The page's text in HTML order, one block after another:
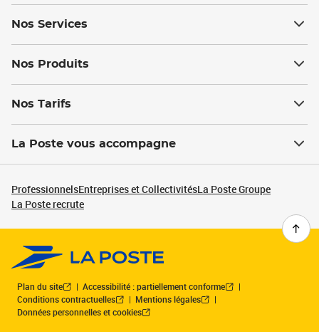
Nos Services
Nos Produits
Nos Tarifs
La Poste vous accompagne
ProfessionnelsEntreprises et CollectivitésLa Poste Groupe
La Poste recrute
Plan du site
Accessibilité : partiellement conforme
Conditions contractuelles
Mentions légales
Données personnelles et cookies